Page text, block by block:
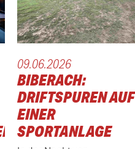
09.06.2026
BIBERACH:
DRIFTSPUREN AUF
EINER
SPORTANLAGE